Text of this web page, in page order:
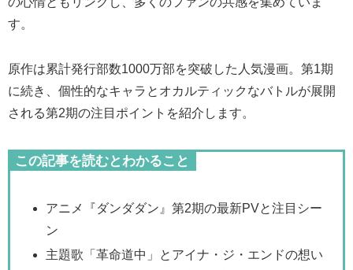
す。
原作は累計発行部数1000万部を突破した人気漫画。第1期
に続き、個性的なキャラとオカルティックなバトルが展開
される第2期の注目ポイントを紹介します。
この記事を読むとわかること
アニメ『ダンダダン』第2期の最新PVと注目シー
ン
主題歌「革命道中」とアイナ・ジ・エンドの想い